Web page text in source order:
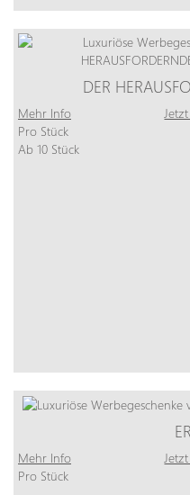
DER
Mehr Info
Pro Stück
Ab 10 Stück
Mehr Info
Pro Stück